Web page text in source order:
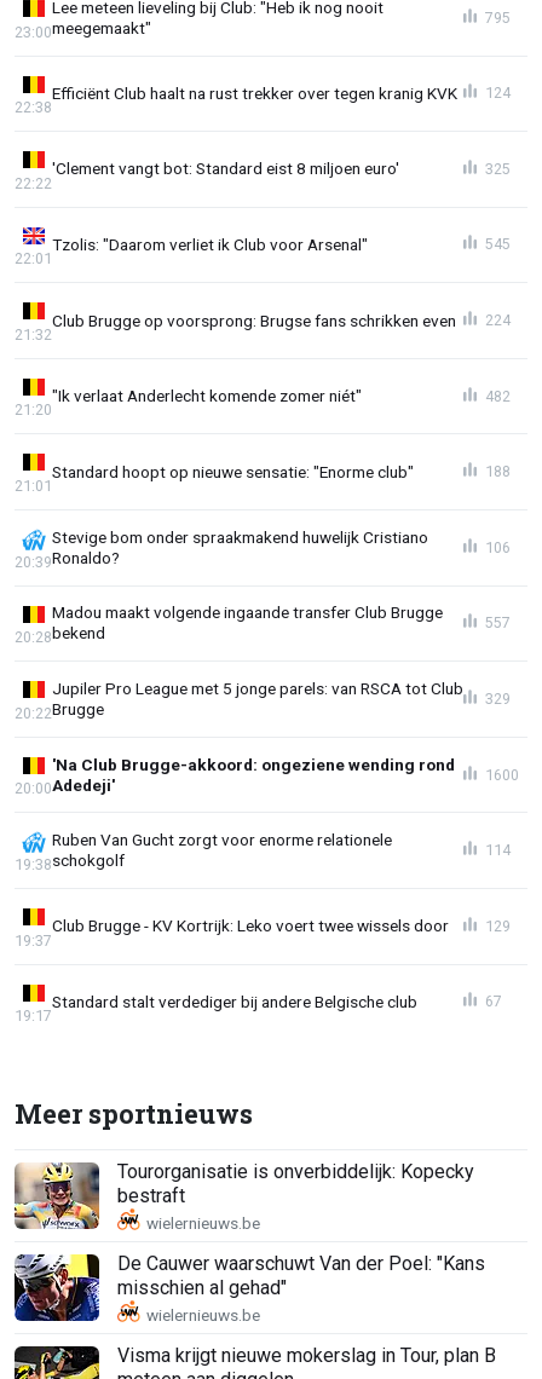
Lee meteen lieveling bij Club: "Heb ik nog nooit
meegemaakt"
23:00
795
Efficiënt Club haalt na rust trekker over tegen kranig KVK
22:38
124
'Clement vangt bot: Standard eist 8 miljoen euro'
22:22
325
Tzolis: "Daarom verliet ik Club voor Arsenal"
22:01
545
Club Brugge op voorsprong: Brugse fans schrikken even
21:32
224
"Ik verlaat Anderlecht komende zomer niét"
21:20
482
Standard hoopt op nieuwe sensatie: "Enorme club"
21:01
188
Stevige bom onder spraakmakend huwelijk Cristiano
Ronaldo?
20:39
106
Madou maakt volgende ingaande transfer Club Brugge
bekend
20:28
557
Jupiler Pro League met 5 jonge parels: van RSCA tot Club
Brugge
20:22
329
'Na Club Brugge-akkoord: ongeziene wending rond
Adedeji'
20:00
1600
Ruben Van Gucht zorgt voor enorme relationele
schokgolf
19:38
114
Club Brugge - KV Kortrijk: Leko voert twee wissels door
19:37
129
Standard stalt verdediger bij andere Belgische club
19:17
67
Meer sportnieuws
Tourorganisatie is onverbiddelijk: Kopecky
bestraft
De Cauwer waarschuwt Van der Poel: "Kans
misschien al gehad"
Visma krijgt nieuwe mokerslag in Tour, plan B